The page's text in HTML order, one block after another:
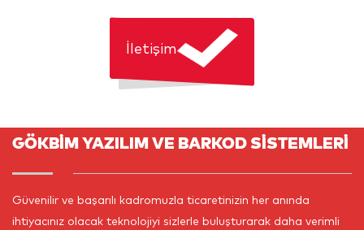
İletişim
GÖKBİM YAZILIM VE BARKOD SİSTEMLERİ
Güvenilir ve başarılı kadromuzla ticaretinizin her anında
ihtiyacınız olacak teknolojiyi sizlerle buluşturarak daha verimli